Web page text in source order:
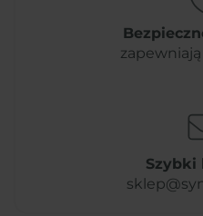
Szybki